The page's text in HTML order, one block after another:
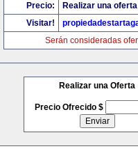
Precio:
Realizar una
Visitar!
Serán consideradas
Realizar una Oferta
Precio Ofrecido $